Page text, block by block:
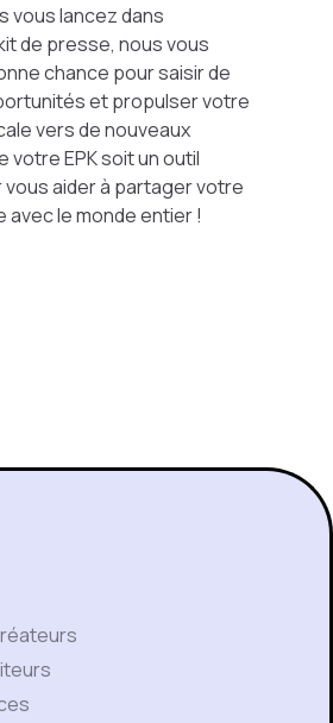
vous lancez dans
de presse, nous vous
chance pour saisir de
et propulser votre
vers de nouveaux
votre EPK soit un outil
aider à partager votre
avec le monde entier !